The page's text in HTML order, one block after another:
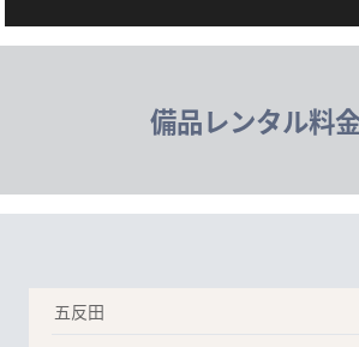
備品レンタル料
五反田